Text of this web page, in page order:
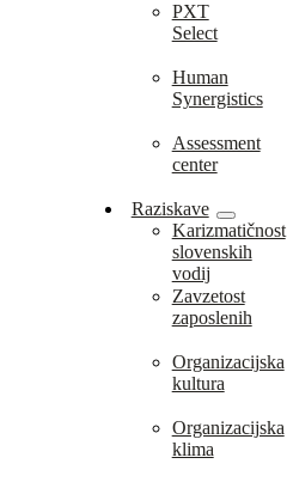
PXT
Select
Human
Synergistics
Assessment
center
Raziskave
Karizmatičnost
slovenskih
vodij
Zavzetost
zaposlenih
Organizacijska
kultura
Organizacijska
klima